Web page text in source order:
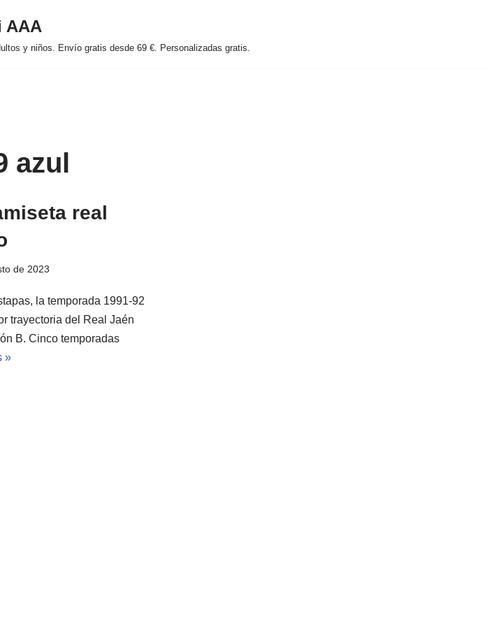
AAA
y niños. Envío gratis desde 69 €. Personalizadas gratis.
azul
real
de 2023
la temporada 1991-92
trayectoria del Real Jaén
B. Cinco temporadas
»